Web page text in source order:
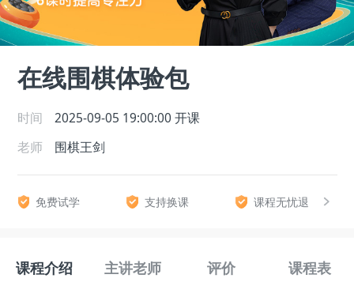
在线围棋体验包
时间 2025-09-05 19:00:00 开课
老师
围棋王剑
免费试学 支持换课 课程无忧退
课程介绍 主讲老师 评价 课程表